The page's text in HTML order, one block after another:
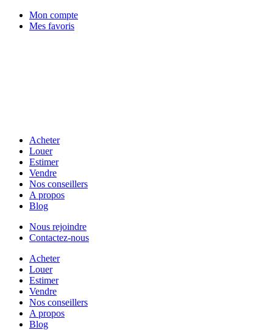
Mon compte
Mes favoris
Acheter
Louer
Estimer
Vendre
Nos conseillers
A propos
Blog
Nous rejoindre
Contactez-nous
Acheter
Louer
Estimer
Vendre
Nos conseillers
A propos
Blog